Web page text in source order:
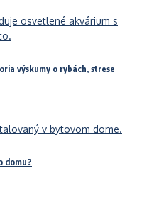
výskumy o rybách, strese
domu?